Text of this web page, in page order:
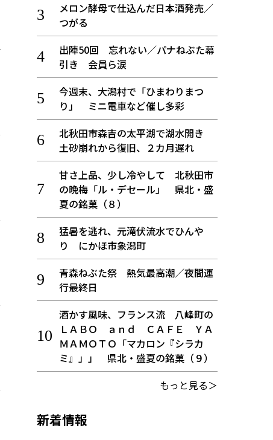
メロン酵母で仕込んだ日本酒発売／
つがる
出陣50回 忘れない／パナねぶた幕
引き 会員ら涙
今週末、大潟村で「ひまわりまつ
り」 ミニ電車など催し多彩
北秋田市森吉の太平湖で湖水開き
土砂崩れから復旧、２カ月遅れ
甘さ上品、少し冷やして 北秋田市
の晩梅「ル・デセール」 県北・盛
夏の銘菓（８）
猛暑を逃れ、元滝伏流水でひんや
り にかほ市象潟町
青森ねぶた祭 熱気最高潮／夜間運
行最終日
酒かす風味、フランス流 八峰町の
ＬＡＢＯ ａｎｄ ＣＡＦＥ ＹＡ
ＭＡＭＯＴＯ「マカロン『シラカ
ミ』」」 県北・盛夏の銘菓（９）
もっと見る＞
新着情報